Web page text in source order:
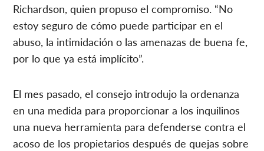
Richardson, quien propuso el compromiso. “No
estoy seguro de cómo puede participar en el
abuso, la intimidación o las amenazas de buena fe,
por lo que ya está implícito”.
El mes pasado, el consejo introdujo la ordenanza
en una medida para proporcionar a los inquilinos
una nueva herramienta para defenderse contra el
acoso de los propietarios después de quejas sobre